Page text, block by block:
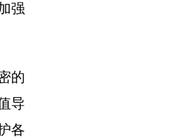
强
的
导
各